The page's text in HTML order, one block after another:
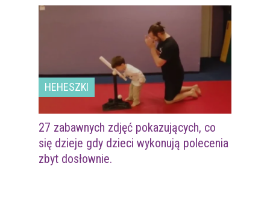
HEHESZKI
27 zabawnych zdjęć pokazujących, co
się dzieje gdy dzieci wykonują polecenia
zbyt dosłownie.